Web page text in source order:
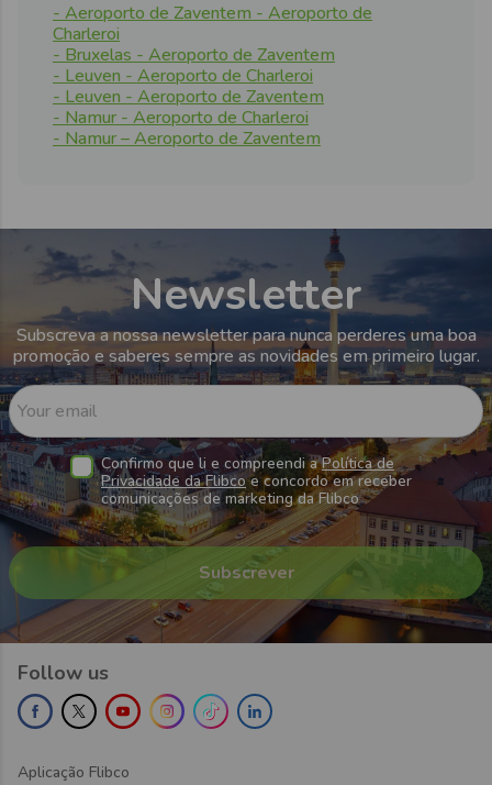
- Aeroporto de Zaventem - Aeroporto de
Charleroi
- Bruxelas - Aeroporto de Zaventem
- Leuven - Aeroporto de Charleroi
- Leuven - Aeroporto de Zaventem
- Namur - Aeroporto de Charleroi
- Namur – Aeroporto de Zaventem
Newsletter
Subscreva a nossa newsletter para nunca perderes uma boa
promoção e saberes sempre as novidades em primeiro lugar.
Your email
Confirmo que li e compreendi aPolítica de
Privacidade da Flibcoe concordo em receber
comunicações de marketing da Flibco
Follow us
Aplicação Flibco